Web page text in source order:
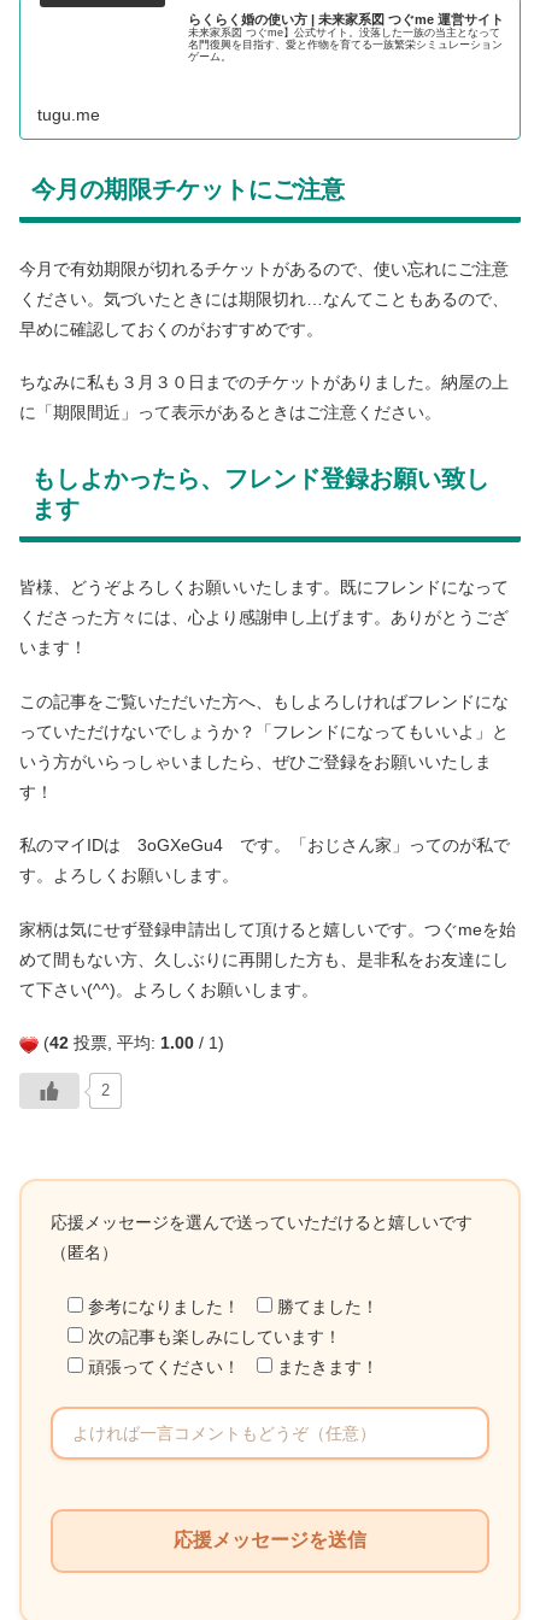
らくらく婚の使い方 | 未来家系図 つぐme 運営サイト
未来家系図 つぐme】公式サイト。没落した一族の当主となって
名門復興を目指す、愛と作物を育てる一族繁栄シミュレーション
ゲーム。
tugu.me
今月の期限チケットにご注意
今月で有効期限が切れるチケットがあるので、使い忘れにご注意
ください。気づいたときには期限切れ…なんてこともあるので、
早めに確認しておくのがおすすめです。
ちなみに私も３月３０日までのチケットがありました。納屋の上
に「期限間近」って表示があるときはご注意ください。
もしよかったら、フレンド登録お願い致し
ます
皆様、どうぞよろしくお願いいたします。既にフレンドになって
くださった方々には、心より感謝申し上げます。ありがとうござ
います！
この記事をご覧いただいた方へ、もしよろしければフレンドにな
っていただけないでしょうか？「フレンドになってもいいよ」と
いう方がいらっしゃいましたら、ぜひご登録をお願いいたしま
す！
私のマイIDは 3oGXeGu4 です。「おじさん家」ってのが私で
す。よろしくお願いします。
家柄は気にせず登録申請出して頂けると嬉しいです。つぐmeを始
めて間もない方、久しぶりに再開した方も、是非私をお友達にし
て下さい(^^)。よろしくお願いします。
(42 投票, 平均: 1.00 / 1)
2
応援メッセージを選んで送っていただけると嬉しいです
（匿名）
参考になりました！
勝てました！
次の記事も楽しみにしています！
頑張ってください！
またきます！